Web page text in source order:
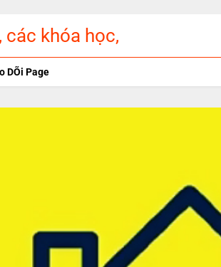
các khóa học,
DÕi Page